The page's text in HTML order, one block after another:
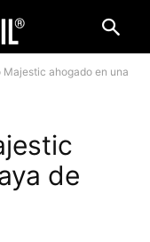
Majestic ahogado en una
de